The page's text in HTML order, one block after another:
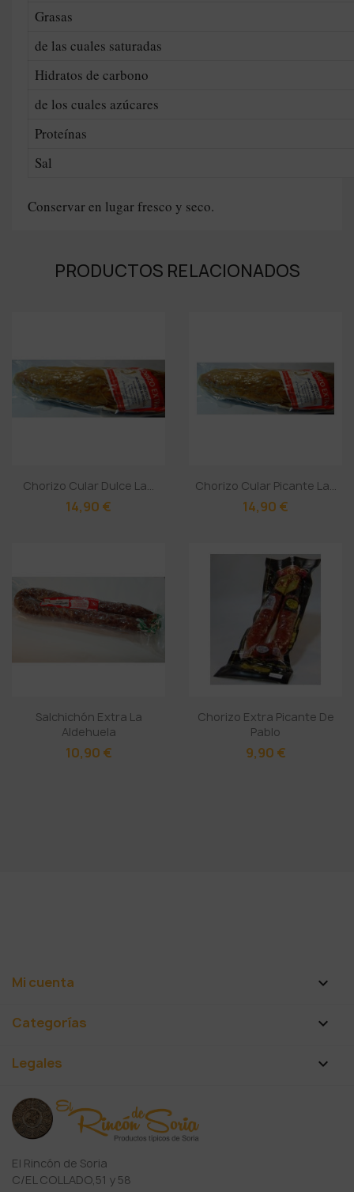
Grasas
de las cuales saturadas
Hidratos de carbono
de los cuales azúcares
Proteínas
Sal
Conservar en lugar fresco y seco.
PRODUCTOS RELACIONADOS
Chorizo Cular Dulce La...
14,90 €
Chorizo Cular Picante La...
14,90 €
Salchichón Extra La
Aldehuela
10,90 €
Chorizo Extra Picante De
Pablo
9,90 €
Mi cuenta 
Categorías 
Legales 
El Rincón de Soria
C/EL COLLADO,51 y 58